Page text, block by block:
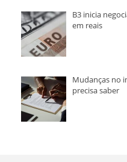
B3 inicia
em reais
Mudanças no
precisa saber